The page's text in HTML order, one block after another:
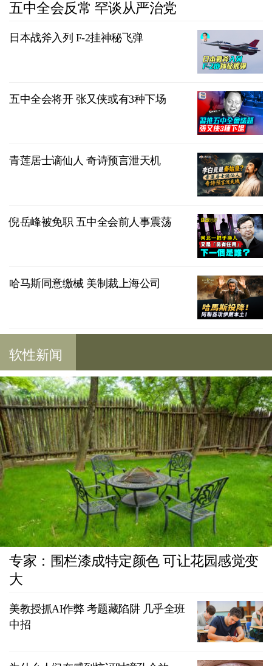
五中全会反常 罕谈从严治党
日本战斧入列 F-2挂神秘飞弹
五中全会将开 张又侠或有3种下场
青莲居士谪仙人 奇诗预言泄天机
倪岳峰被免职 五中全会前人事震荡
哈马斯同意缴械 美制裁上海公司
软性新闻
专家：围栏漆成特定颜色 可让花园感觉变
大
美教授抓AI作弊 考题藏陷阱 几乎全班
中招